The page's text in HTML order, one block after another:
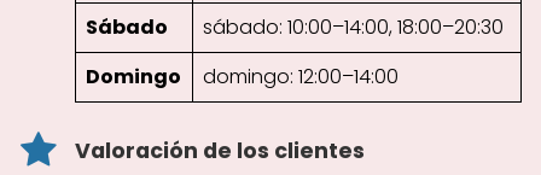
Sábado
sábado: 10:00–14:00, 18:00–20:30
Domingo
domingo: 12:00–14:00
Valoración de los clientes